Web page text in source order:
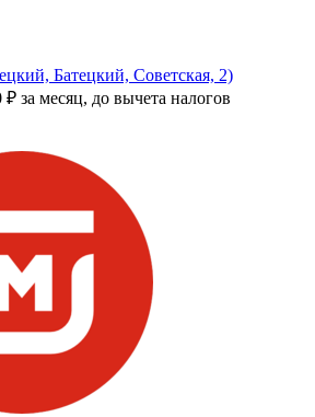
Батецкий, Советская, 2)
₽ за месяц, до вычета налогов